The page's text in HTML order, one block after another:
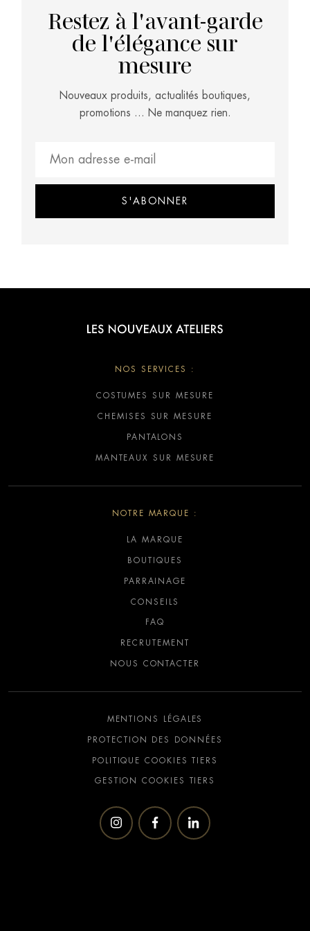
Restez à l'avant-garde
de l'élégance sur
mesure
Nouveaux produits, actualités boutiques,
promotions … Ne manquez rien.
S'ABONNER
NOS SERVICES :
COSTUMES SUR MESURE
CHEMISES SUR MESURE
PANTALONS
MANTEAUX SUR MESURE
NOTRE MARQUE :
LA MARQUE
BOUTIQUES
PARRAINAGE
CONSEILS
FAQ
RECRUTEMENT
NOUS CONTACTER
MENTIONS LÉGALES
PROTECTION DES DONNÉES
POLITIQUE COOKIES TIERS
GESTION COOKIES TIERS